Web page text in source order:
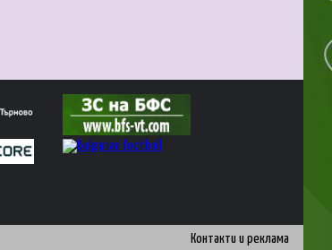
Контакти и реклама